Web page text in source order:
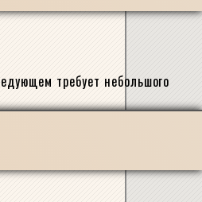
требует небольшого